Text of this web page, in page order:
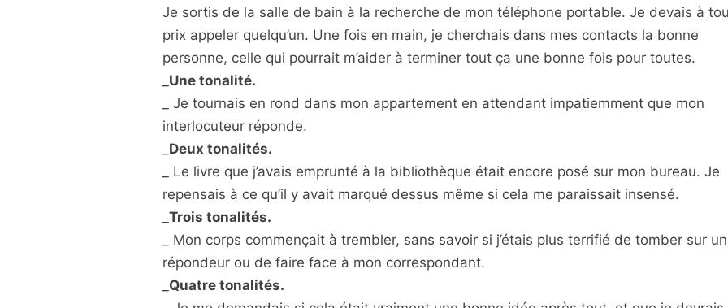
Je sortis de la salle de bain à la recherche de mon téléphone portable. Je devais à
prix appeler quelqu’un. Une fois en main, je cherchais dans mes contacts la bonne
personne, celle qui pourrait m’aider à terminer tout ça une bonne fois pour toutes.
Une tonalité.
_ Je tournais en rond dans mon appartement en attendant impatiemment que mon
interlocuteur réponde.
Deux tonalités.
_ Le livre que j’avais emprunté à la bibliothèque était encore posé sur mon bureau. Je
repensais à ce qu’il y avait marqué dessus même si cela me paraissait insensé.
Trois tonalités.
_ Mon corps commençait à trembler, sans savoir si j’étais plus terrifié de tomber sur un
répondeur ou de faire face à mon correspondant.
Quatre tonalités.